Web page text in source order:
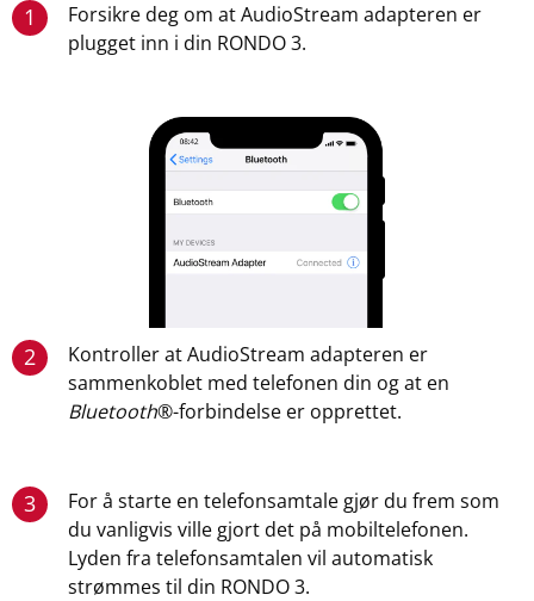
1
Forsikre deg om at AudioStream adapteren er
plugget inn i din RONDO 3.
2
Kontroller at AudioStream adapteren er
sammenkoblet med telefonen din og at en
Bluetooth®-forbindelse er opprettet.
3
For å starte en telefonsamtale gjør du frem som
du vanligvis ville gjort det på mobiltelefonen.
Lyden fra telefonsamtalen vil automatisk
strømmes til din RONDO 3.